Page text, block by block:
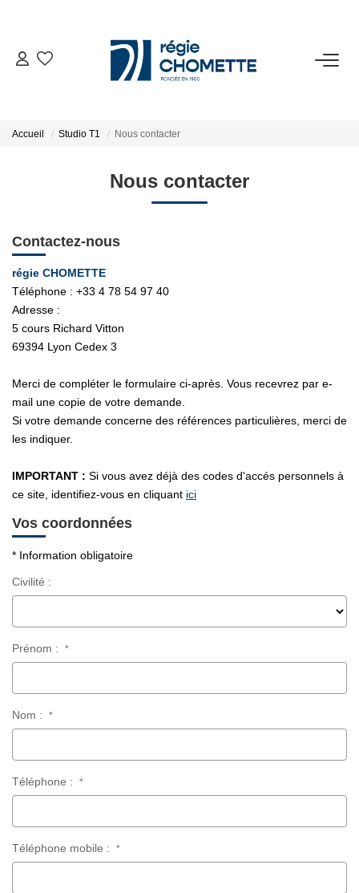
ACHETER
LOUER
VENDRE
Accueil Studio T1 Nous contacter
Nous contacter
Contactez-nous
régie CHOMETTE
Téléphone : +33 4 78 54 97 40
Adresse :
5 cours Richard Vitton
69394 Lyon Cedex 3
Merci de compléter le formulaire ci-après. Vous recevrez par e-
mail une copie de votre demande.
Si votre demande concerne des références particulières, merci de
les indiquer.
IMPORTANT : Si vous avez déjà des codes d'accés personnels à
ce site, identifiez-vous en cliquant ici
Vos coordonnées
* Information obligatoire
Civilité :
Prénom : *
Nom : *
Téléphone : *
Téléphone mobile : *